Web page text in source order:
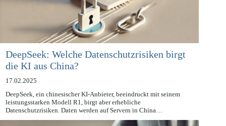
DeepSeek: Welche Datenschutzrisiken birgt
die KI aus China?
17.02.2025
DeepSeek, ein chinesischer KI-Anbieter, beeindruckt mit seinem
leistungsstarken Modell R1, birgt aber erhebliche
Datenschutzrisiken. Daten werden auf Servern in China…